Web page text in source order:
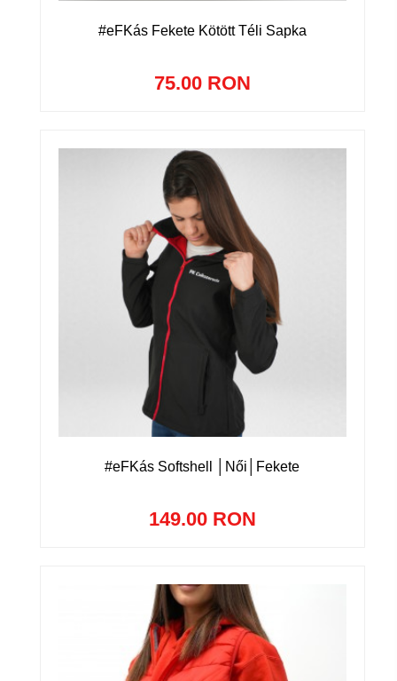
#eFKás Fekete Kötött Téli Sapka
75.00 RON
#eFKás Softshell │Női│Fekete
149.00 RON